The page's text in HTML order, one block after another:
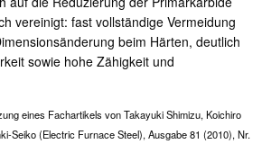
vereinigt: fast vollständige Vermeidung
beim Härten, deutlich
sowie hohe Zähigkeit und
eines Fachartikels von Takayuki Shimizu, Koichiro
Seiko (Electric Furnace Steel), Ausgabe 81 (2010), Nr.